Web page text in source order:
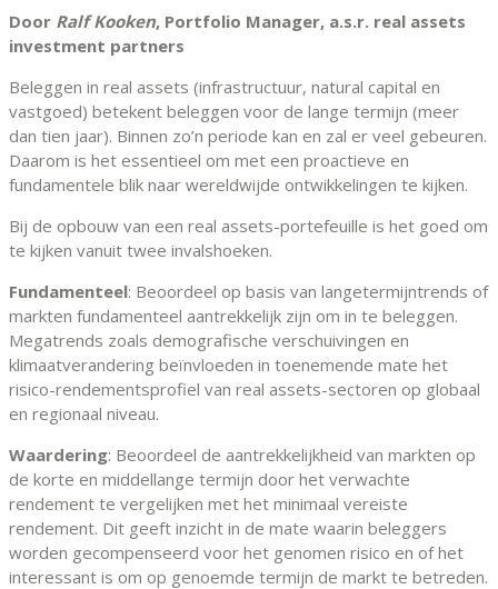
Door Ralf Kooken, Portfolio Manager, a.s.r. real assets
investment partners
Beleggen in real assets (infrastructuur, natural capital en
vastgoed) betekent beleggen voor de lange termijn (meer
dan tien jaar). Binnen zo’n periode kan en zal er veel gebeuren.
Daarom is het essentieel om met een proactieve en
fundamentele blik naar wereldwijde ontwikkelingen te kijken.
Bij de opbouw van een real assets-portefeuille is het goed om
te kijken vanuit twee invalshoeken.
Fundamenteel: Beoordeel op basis van langetermijntrends of
markten fundamenteel aantrekkelijk zijn om in te beleggen.
Megatrends zoals demografische verschuivingen en
klimaatverandering beïnvloeden in toenemende mate het
risico-rendementsprofiel van real assets-sectoren op globaal
en regionaal niveau.
Waardering: Beoordeel de aantrekkelijkheid van markten op
de korte en middellange termijn door het verwachte
rendement te vergelijken met het minimaal vereiste
rendement. Dit geeft inzicht in de mate waarin beleggers
worden gecompenseerd voor het genomen risico en of het
interessant is om op genoemde termijn de markt te betreden.